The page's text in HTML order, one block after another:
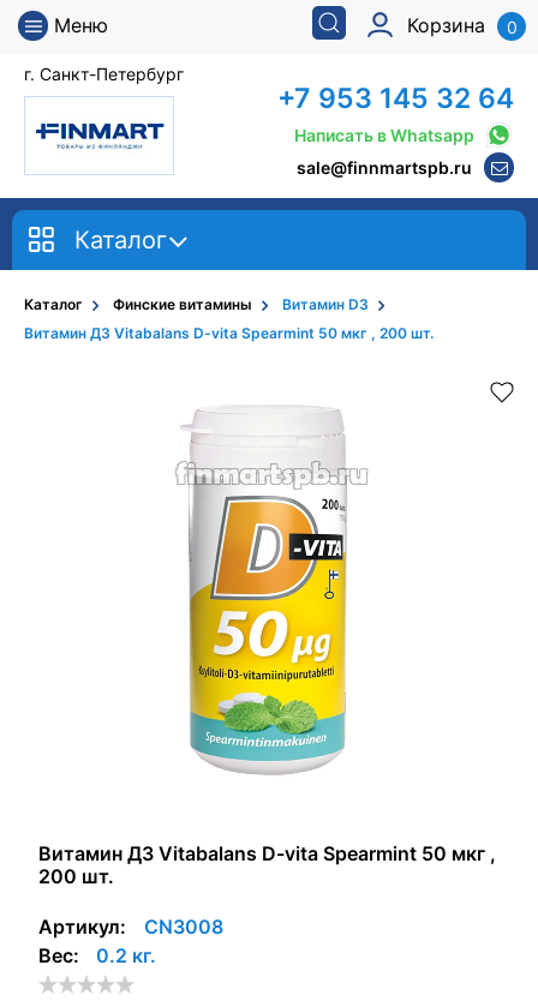
Меню
г. Санкт-Петербург
Корзина 0
+7 953 145 32 64
Написать в Whatsapp
sale@finnmartspb.ru
Каталог
Каталог Финские витамины
Витамин D3
Витамин Д3 Vitabalans D-vita Spearmint 50 мкг , 200 шт.
Витамин Д3 Vitabalans D-vita Spearmint 50 мкг ,
200 шт.
Артикул:
CN3008
Вес:
0.2 кг.